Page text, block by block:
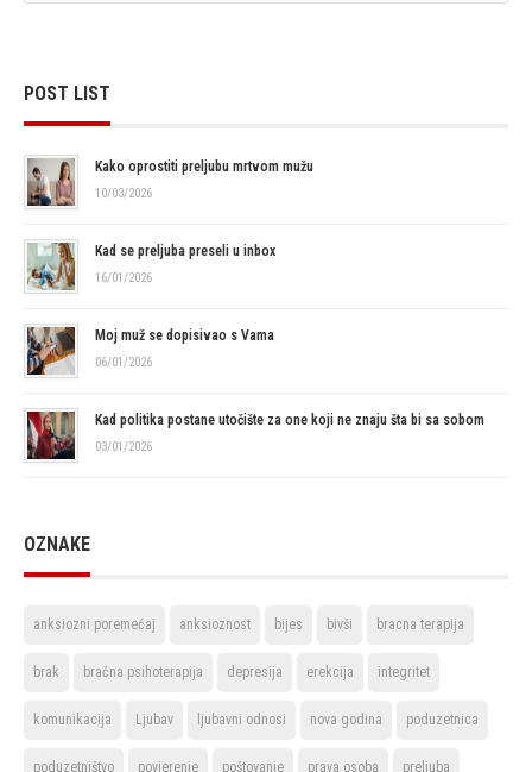
POST LIST
Kako oprostiti preljubu mrtvom mužu
10/03/2026
Kad se preljuba preseli u inbox
16/01/2026
Moj muž se dopisivao s Vama
06/01/2026
Kad politika postane utočište za one koji ne znaju šta bi sa sobom
03/01/2026
OZNAKE
anksiozni poremećaj anksioznost bijes bivši bracna terapija
brak bračna psihoterapija depresija erekcija integritet
komunikacija Ljubav ljubavni odnosi nova godina poduzetnica
poduzetništvo povjerenje poštovanje prava osoba preljuba